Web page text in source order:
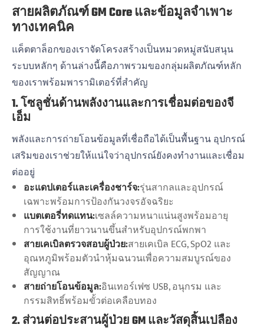
สายผลิตภัณฑ์ GM Core และข้อมูลจำเพาะ
ทางเทคนิค
แค็ตตาล็อกของเราจัดโครงสร้างเป็นหมวดหมู่สนับสนุน
ระบบหลักๆ ด้านล่างนี้คือภาพรวมของกลุ่มผลิตภัณฑ์หลัก
ของเราพร้อมพารามิเตอร์ที่สำคัญ
1. โซลูชั่นด้านพลังงานและการเชื่อมต่อของจี
เอ็ม
พลังและการถ่ายโอนข้อมูลที่เชื่อถือได้เป็นพื้นฐาน อุปกรณ์
เสริมของเราช่วยให้แน่ใจว่าอุปกรณ์ยังคงทำงานและเชื่อม
ต่ออยู่
อะแดปเตอร์และเครื่องชาร์จ:รุ่นสากลและอุปกรณ์
เฉพาะพร้อมการป้องกันวงจรอัจฉริยะ
แบตเตอรี่ทดแทน:เซลล์ความหนาแน่นสูงพร้อมอายุ
การใช้งานที่ยาวนานขึ้นสำหรับอุปกรณ์พกพา
สายเคเบิลตรวจสอบผู้ป่วย:สายเคเบิล ECG, SpO2 และ
อุณหภูมิพร้อมตัวนำหุ้มฉนวนเพื่อความสมบูรณ์ของ
สัญญาณ
สายถ่ายโอนข้อมูล:อินเทอร์เฟซ USB, อนุกรม และ
กรรมสิทธิ์พร้อมขั้วต่อเคลือบทอง
2. ส่วนต่อประสานผู้ป่วย GM และวัสดุสิ้นเปลือง